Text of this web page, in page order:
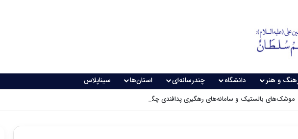
و هنر دانشگاه چندرسانه‌ای استان‌ها سیناپلاس
موشک‌های بالستیک و سامانه‌های رهگیری پدافندی چگونه کار می کنند؟